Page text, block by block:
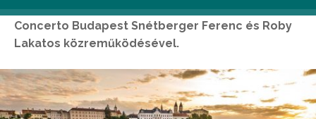
ünneplő Cotton Club Singers, valamint a
Concerto Budapest Snétberger Ferenc és Roby
Lakatos közreműködésével.